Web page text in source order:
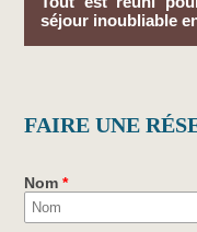
séjour inoubliable
FAIRE UNE
Nom*